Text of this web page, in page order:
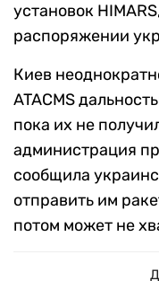
установок
распоряжении
Киев
ATACMS
пока их не
администрация
сообщила
отправить им
потом может не